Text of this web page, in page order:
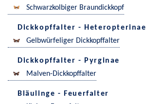
Schwarzkolbiger Braundickkopf
Dickkopffalter - Heteropterinae
Gelbwürfeliger Dickkopffalter
Dickkopffalter - Pyrginae
Malven-Dickkopffalter
Bläulinge - Feuerfalter